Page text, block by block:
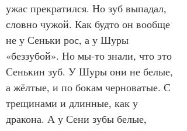
ужас прекратился. Но зуб выпадал,
словно чужой. Как будто он вообще
не у Сеньки рос, а у Шуры
«беззубой». Но мы-то знали, что это
Сенькин зуб. У Шуры они не белые,
а жёлтые, и по бокам черноватые. С
трещинами и длинные, как у
дракона. А у Сени зубы белые,